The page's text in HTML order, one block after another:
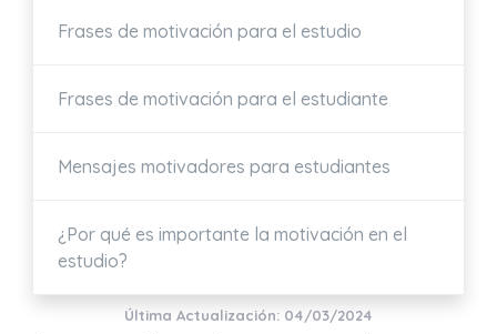
Frases de motivación para el estudio
Frases de motivación para el estudiante
Mensajes motivadores para estudiantes
¿Por qué es importante la motivación en el
estudio?
Última Actualización: 04/03/2024